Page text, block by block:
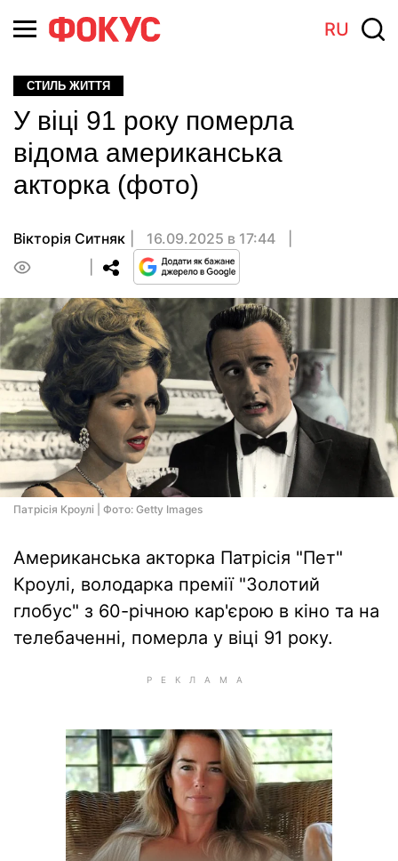
RU
СТИЛЬ ЖИТТЯ
У віці 91 року померла
відома американська
акторка (фото)
Вікторія Ситняк
16.09.2025 в 17:44
Патрісія Кроулі | Фото: Getty Images
Американська акторка Патрісія "Пет"
Кроулі, володарка премії "Золотий
глобус" з 60-річною кар'єрою в кіно та на
телебаченні, померла у віці 91 року.